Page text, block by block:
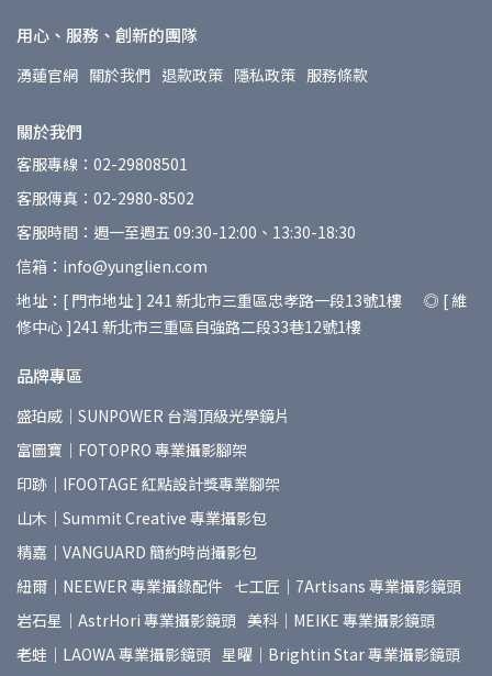
用心、服務、創新的團隊
湧蓮官網 關於我們 退款政策 隱私政策 服務條款
關於我們
客服專線：02-29808501
客服傳真：02-2980-8502
客服時間：週一至週五 09:30-12:00、13:30-18:30
信箱：info@yunglien.com
地址：[ 門市地址 ] 241 新北市三重區忠孝路一段13號1樓 ◎ [ 維
修中心 ]241 新北市三重區自強路二段33巷12號1樓
品牌專區
盛珀威｜SUNPOWER 台灣頂級光學鏡片
富圖寶｜FOTOPRO 專業攝影腳架
印跡｜IFOOTAGE 紅點設計獎專業腳架
山木｜Summit Creative 專業攝影包
精嘉｜VANGUARD 簡約時尚攝影包
紐爾｜NEEWER 專業攝錄配件 七工匠｜7Artisans 專業攝影鏡頭
岩石星｜AstrHori 專業攝影鏡頭 美科｜MEIKE 專業攝影鏡頭
老蛙｜LAOWA 專業攝影鏡頭 星曜｜Brightin Star 專業攝影鏡頭